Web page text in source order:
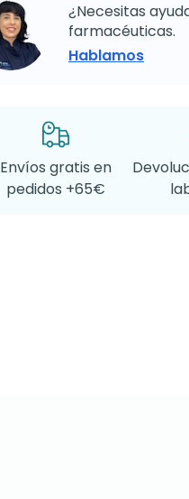
¿Necesitas
farmacéuticas.
Hablamos
Envíos gratis en
pedidos +65€